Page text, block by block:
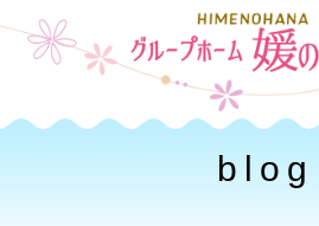
blog